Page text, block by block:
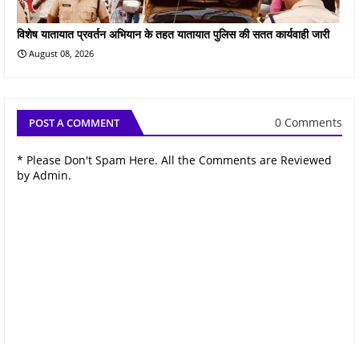
विशेष यातायात प्रवर्तन अभियान के तहत यातायात पुलिस की सतत कार्यवाही जारी
August 08, 2026
POST A COMMENT 0 Comments
* Please Don't Spam Here. All the Comments are Reviewed
by Admin.